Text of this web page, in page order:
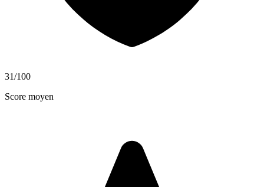
31/100
Score moyen